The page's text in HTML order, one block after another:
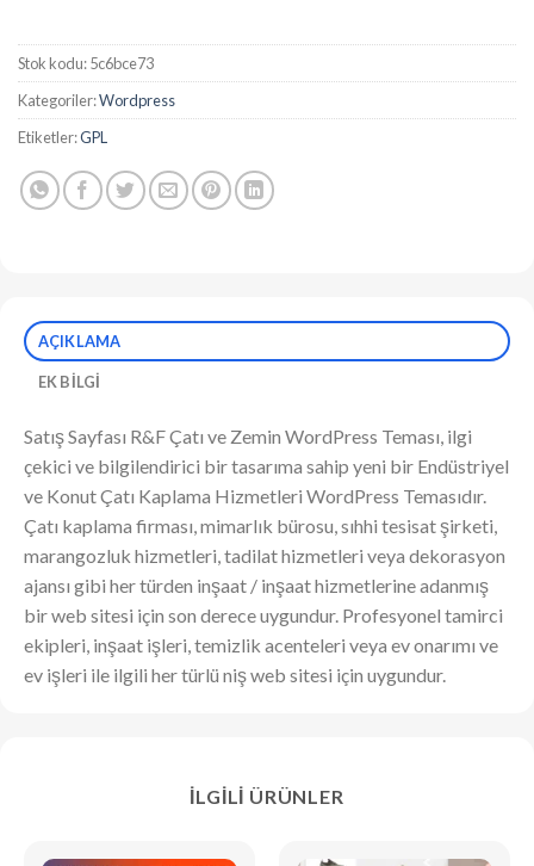
Stok kodu:5c6bce73
Kategoriler:Wordpress
Etiketler:GPL
AÇIKLAMA
EK BILGI
Satış Sayfası R&F Çatı ve Zemin WordPress Teması, ilgi
çekici ve bilgilendirici bir tasarıma sahip yeni bir Endüstriyel
ve Konut Çatı Kaplama Hizmetleri WordPress Temasıdır.
Çatı kaplama firması, mimarlık bürosu, sıhhi tesisat şirketi,
marangozluk hizmetleri, tadilat hizmetleri veya dekorasyon
ajansı gibi her türden inşaat / inşaat hizmetlerine adanmış
bir web sitesi için son derece uygundur. Profesyonel tamirci
ekipleri, inşaat işleri, temizlik acenteleri veya ev onarımı ve
ev işleri ile ilgili her türlü niş web sitesi için uygundur.
İLGILI ÜRÜNLER